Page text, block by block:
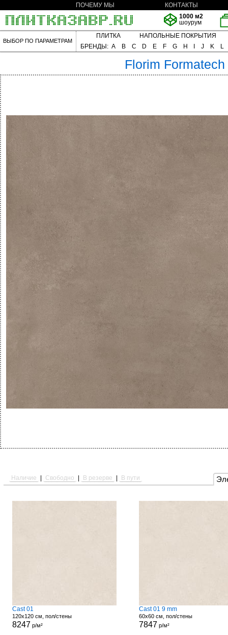
ПОЧЕМУ МЫ
КОНТАКТЫ
1000 м2
шоурум
ВЫБОР ПО ПАРАМЕТРАМ
ПЛИТКА
НАПОЛЬНЫЕ ПОКРЫТИЯ
БРЕНДЫ: A B C D E F G H J K L
Florim Formatech
Наличие Свободно В резерве В пути
Cast 01
120x120 см, пол/стены
8247 р/м²
Cast 01 9 mm
60x60 см, пол/стены
7847 р/м²